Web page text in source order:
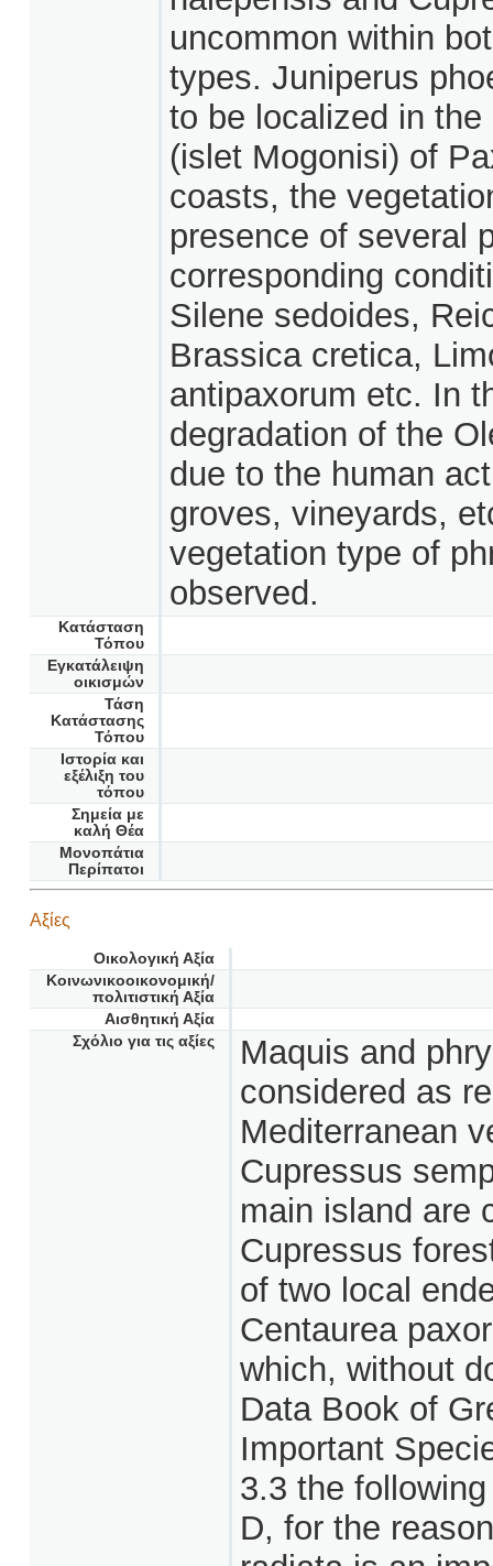
uncommon within
types. Juniperus
to be localized in
(islet Mogonisi) of
coasts, the
presence of several
corresponding
Silene sedoides,
Brassica cretica,
antipaxorum etc. In
degradation of the
due to the human
groves, vineyards,
vegetation type of
observed.
Κατάσταση
Τόπου
Εγκατάλειψη
οικισμών
Τάση
Κατάστασης
Τόπου
Ιστορία και
εξέλιξη του
τόπου
Σημεία με
καλή Θέα
Μονοπάτια
Περίπατοι
Αξίες
Οικολογική Αξία
Κοινωνικοοικονομική/
πολιτιστική Αξία
Αισθητική Αξία
Σχόλιο για τις αξίες
Maquis and
considered as
Mediterranean
Cupressus
main island are
Cupressus
of two local
Centaurea
which, without
Data Book of
Important
3.3 the
D, for the